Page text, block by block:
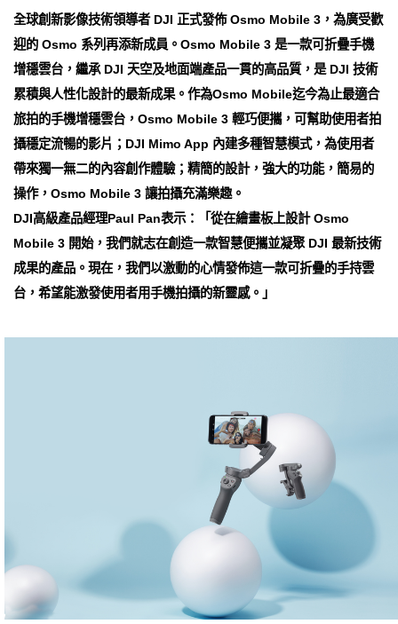
全球創新影像技術領導者 DJI 正式發佈 Osmo Mobile 3，為廣受歡
迎的 Osmo 系列再添新成員。Osmo Mobile 3 是一款可折疊手機
增穩雲台，繼承 DJI 天空及地面端產品一貫的高品質，是 DJI 技術
累積與人性化設計的最新成果。作為Osmo Mobile迄今為止最適合
旅拍的手機增穩雲台，Osmo Mobile 3 輕巧便攜，可幫助使用者拍
攝穩定流暢的影片；DJI Mimo App 內建多種智慧模式，為使用者
帶來獨一無二的內容創作體驗；精簡的設計，強大的功能，簡易的
操作，Osmo Mobile 3 讓拍攝充滿樂趣。
DJI高級產品經理Paul Pan表示：「從在繪畫板上設計 Osmo
Mobile 3 開始，我們就志在創造一款智慧便攜並凝聚 DJI 最新技術
成果的產品。現在，我們以激動的心情發佈這一款可折疊的手持雲
台，希望能激發使用者用手機拍攝的新靈感。」